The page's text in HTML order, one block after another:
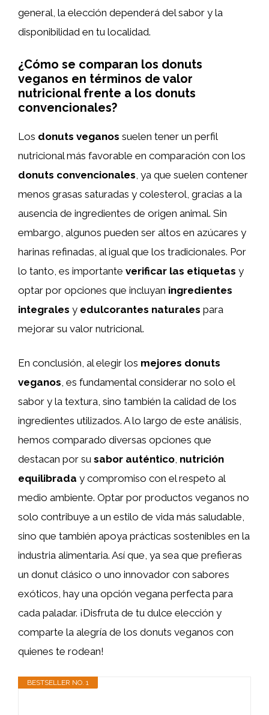
general, la elección dependerá del sabor y la
disponibilidad en tu localidad.
¿Cómo se comparan los donuts
veganos en términos de valor
nutricional frente a los donuts
convencionales?
Los donuts veganos suelen tener un perfil
nutricional más favorable en comparación con los
donuts convencionales , ya que suelen contener
menos grasas saturadas y colesterol, gracias a la
ausencia de ingredientes de origen animal. Sin
embargo, algunos pueden ser altos en azúcares y
harinas refinadas, al igual que los tradicionales. Por
lo tanto, es importante verificar las etiquetas y
optar por opciones que incluyan ingredientes
integrales y edulcorantes naturales para
mejorar su valor nutricional.
En conclusión, al elegir los mejores donuts
veganos, es fundamental considerar no solo el
sabor y la textura, sino también la calidad de los
ingredientes utilizados. A lo largo de este análisis,
hemos comparado diversas opciones que
destacan por su sabor auténtico, nutrición
equilibrada y compromiso con el respeto al
medio ambiente. Optar por productos veganos no
solo contribuye a un estilo de vida más saludable,
sino que también apoya prácticas sostenibles en la
industria alimentaria. Así que, ya sea que prefieras
un donut clásico o uno innovador con sabores
exóticos, hay una opción vegana perfecta para
cada paladar. ¡Disfruta de tu dulce elección y
comparte la alegría de los donuts veganos con
quienes te rodean!
BESTSELLER NO. 1